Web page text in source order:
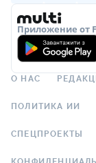
Приложение от
О НАС
ПОЛИТИКА ИИ
СПЕЦПРОЕКТЫ